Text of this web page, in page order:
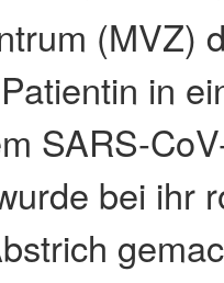
(MVZ)
in
SARS-
bei ihr